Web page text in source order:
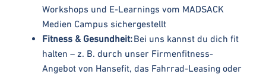
Workshops und E-Learnings vom MADSACK
Medien Campus sichergestellt
Fitness & Gesundheit:Bei uns kannst du dich fit
halten – z. B. durch unser Firmenfitness-
Angebot von Hansefit, das Fahrrad-Leasing oder